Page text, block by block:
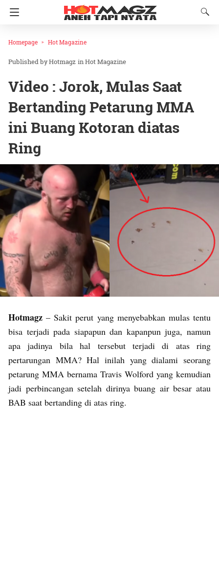
Homepage Hot Magazine
Hotmagz inHot Magazine
Video : Jorok, Mulas Saat
Bertanding Petarung MMA
ini Buang Kotoran diatas
Ring
Hotmagz – Sakit perut yang menyebabkan mulas tentu
bisa terjadi pada siapapun dan kapanpun juga, namun
apa jadinya bila hal tersebut terjadi di atas ring
pertarungan MMA? Hal inilah yang dialami seorang
petarung MMA bernama Travis Wolford yang kemudian
jadi perbincangan setelah dirinya buang air besar atau
BAB saat bertanding di atas ring.